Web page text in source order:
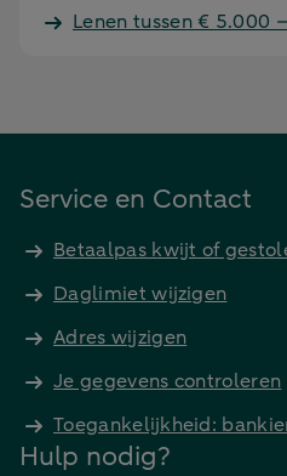
Lenen tussen € 5.000
Service en Contact
Betaalpas kwijt of
Daglimiet wijzigen
Adres wijzigen
Je gegevens controleren
Toegankelijkheid:
Hulp nodig?